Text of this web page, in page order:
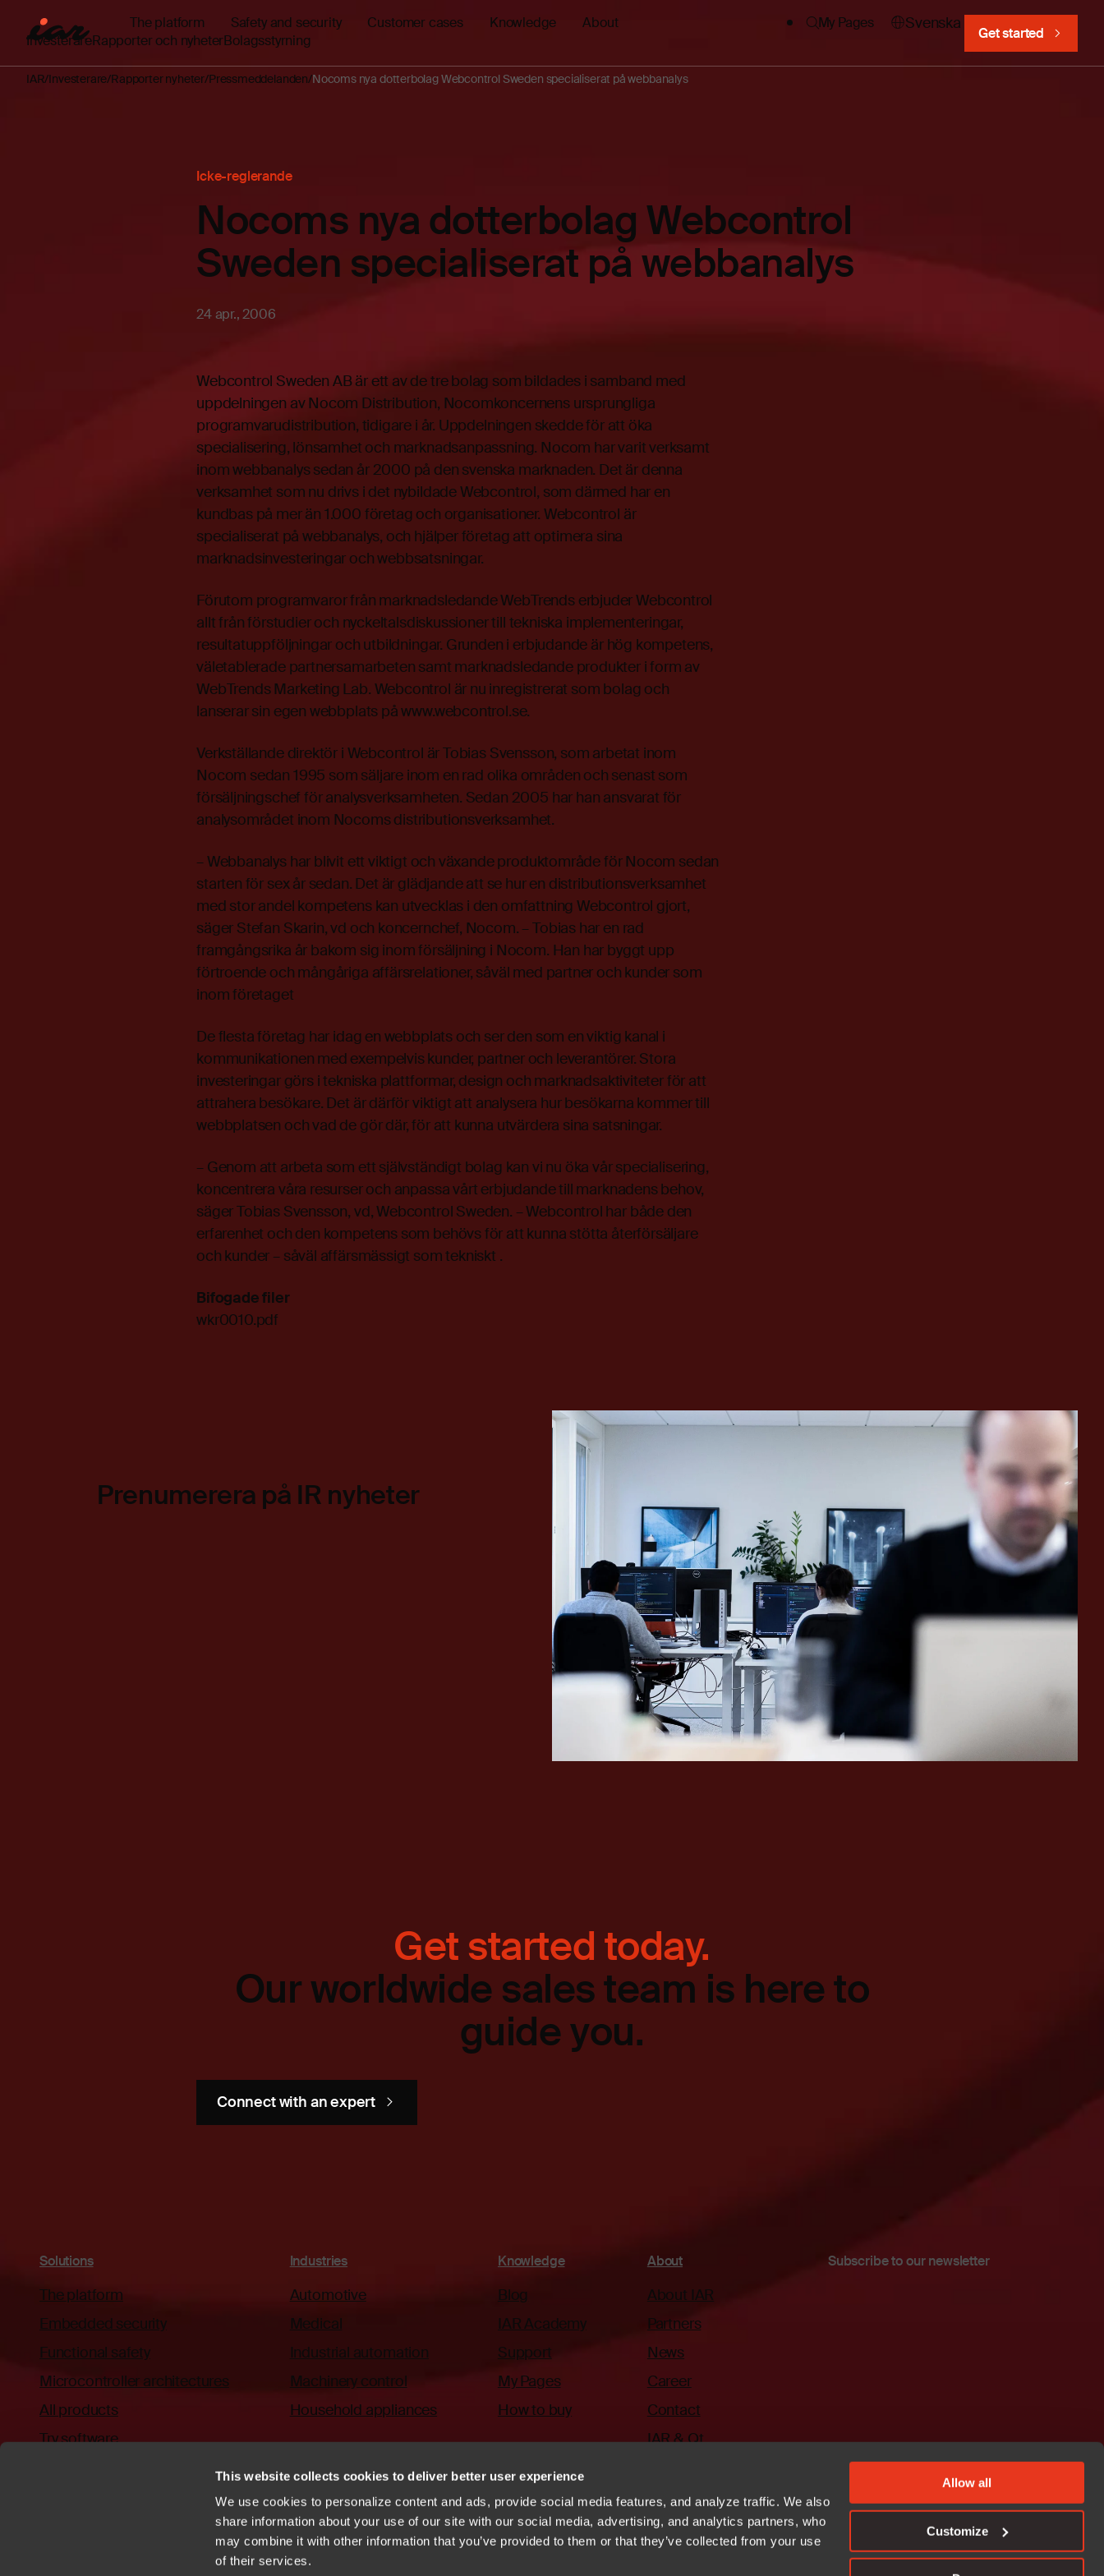
This website collects cookies to deliver better user experience
We use cookies to personalize content and ads, provide social media features, and analyze traffic. We also
share information about your use of our site with our social media, advertising, and analytics partners, who
may combine it with other information that you’ve provided to them or that they’ve collected from your use
of their services.
Allow all
Customize
The platform Safety and security Customer cases Knowledge About My Pages Svenska
Get started
InvesterareRapporter och nyheterBolagsstyrning
IAR Investerare Rapporter nyheter Pressmeddelanden Nocoms nya dotterbolag Webcontrol Sweden specialiserat på webbanalys
Icke-reglerande
Nocoms nya dotterbolag Webcontrol
Sweden specialiserat på webbanalys
24 apr., 2006
Webcontrol Sweden AB är ett av de tre bolag som bildades i samband med
uppdelningen av Nocom Distribution, Nocomkoncernens ursprungliga
programvarudistribution, tidigare i år. Uppdelningen skedde för att öka
specialisering, lönsamhet och marknadsanpassning. Nocom har varit verksamt
inom webbanalys sedan år 2000 på den svenska marknaden. Det är denna
verksamhet som nu drivs i det nybildade Webcontrol, som därmed har en
kundbas på mer än 1.000 företag och organisationer. Webcontrol är
specialiserat på webbanalys, och hjälper företag att optimera sina
marknadsinvesteringar och webbsatsningar.
Förutom programvaror från marknadsledande WebTrends erbjuder Webcontrol
allt från förstudier och nyckeltalsdiskussioner till tekniska implementeringar,
resultatuppföljningar och utbildningar. Grunden i erbjudande är hög kompetens,
väletablerade partnersamarbeten samt marknadsledande produkter i form av
WebTrends Marketing Lab. Webcontrol är nu inregistrerat som bolag och
lanserar sin egen webbplats på www.webcontrol.se.
Verkställande direktör i Webcontrol är Tobias Svensson, som arbetat inom
Nocom sedan 1995 som säljare inom en rad olika områden och senast som
försäljningschef för analysverksamheten. Sedan 2005 har han ansvarat för
analysområdet inom Nocoms distributionsverksamhet.
– Webbanalys har blivit ett viktigt och växande produktområde för Nocom sedan
starten för sex år sedan. Det är glädjande att se hur en distributionsverksamhet
med stor andel kompetens kan utvecklas i den omfattning Webcontrol gjort,
säger Stefan Skarin, vd och koncernchef, Nocom. – Tobias har en rad
framgångsrika år bakom sig inom försäljning i Nocom. Han har byggt upp
förtroende och mångåriga affärsrelationer, såväl med partner och kunder som
inom företaget
De flesta företag har idag en webbplats och ser den som en viktig kanal i
kommunikationen med exempelvis kunder, partner och leverantörer. Stora
investeringar görs i tekniska plattformar, design och marknadsaktiviteter för att
attrahera besökare. Det är därför viktigt att analysera hur besökarna kommer till
webbplatsen och vad de gör där, för att kunna utvärdera sina satsningar.
– Genom att arbeta som ett självständigt bolag kan vi nu öka vår specialisering,
koncentrera våra resurser och anpassa vårt erbjudande till marknadens behov,
säger Tobias Svensson, vd, Webcontrol Sweden. – Webcontrol har både den
erfarenhet och den kompetens som behövs för att kunna stötta återförsäljare
och kunder – såväl affärsmässigt som tekniskt .
Bifogade filer
wkr0010.pdf
Prenumerera på IR nyheter
Get started today.
Our worldwide sales team is here to
guide you.
Connect with an expert
Solutions
The platform
Embedded security
Functional safety
Microcontroller architectures
All products
Try software
Industries
Automotive
Medical
Industrial automation
Machinery control
Household appliances
Knowledge
Blog
IAR Academy
Support
My Pages
How to buy
About
About IAR
Partners
News
Career
Contact
IAR & Qt
Subscribe to our newsletter
Trademarks Patents Terms of Use Whistleblowing Vulnerability disclosure